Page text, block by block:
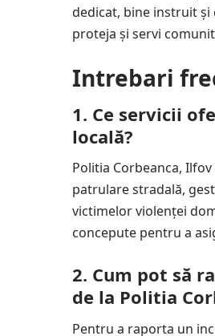
dedicat, bine instruit și
proteja și servi
Intrebari
1. Ce servicii
locală?
Politia Corbeanca,
patrulare stradală,
victimelor violenței
concepute pentru a
2. Cum pot să
de la Politia
Pentru a raporta un